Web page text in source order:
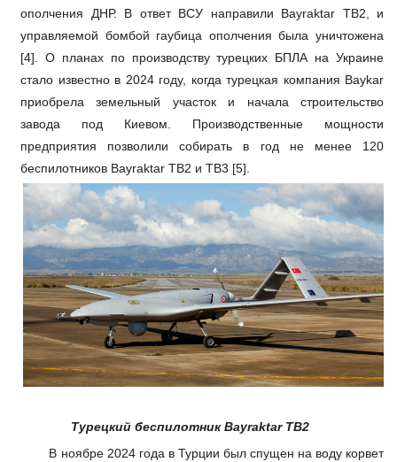
ополчения ДНР. В ответ ВСУ направили Bayraktar TB2, и
управляемой бомбой гаубица ополчения была уничтожена
[4]. О планах по производству турецких БПЛА на Украине
стало известно в 2024 году, когда турецкая компания Baykar
приобрела земельный участок и начала строительство
завода под Киевом. Производственные мощности
предприятия позволили собирать в год не менее 120
беспилотников Bayraktar TB2 и TB3 [5].
Турецкий беспилотник Bayraktar TB2
В ноябре 2024 года в Турции был спущен на воду корвет